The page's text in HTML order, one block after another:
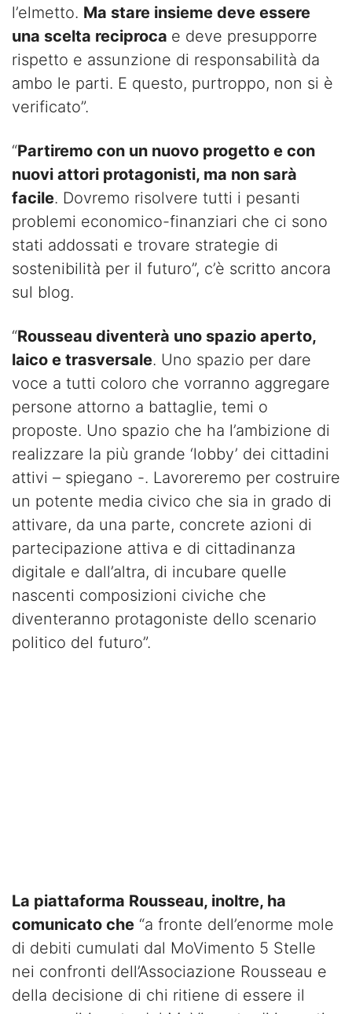
l’elmetto. Ma stare insieme deve essere
una scelta reciproca e deve presupporre
rispetto e assunzione di responsabilità da
ambo le parti. E questo, purtroppo, non si è
verificato”.
“Partiremo con un nuovo progetto e con
nuovi attori protagonisti, ma non sarà
facile. Dovremo risolvere tutti i pesanti
problemi economico-finanziari che ci sono
stati addossati e trovare strategie di
sostenibilità per il futuro”, c’è scritto ancora
sul blog.
“Rousseau diventerà uno spazio aperto,
laico e trasversale. Uno spazio per dare
voce a tutti coloro che vorranno aggregare
persone attorno a battaglie, temi o
proposte. Uno spazio che ha l’ambizione di
realizzare la più grande ‘lobby’ dei cittadini
attivi – spiegano -. Lavoreremo per costruire
un potente media civico che sia in grado di
attivare, da una parte, concrete azioni di
partecipazione attiva e di cittadinanza
digitale e dall’altra, di incubare quelle
nascenti composizioni civiche che
diventeranno protagoniste dello scenario
politico del futuro”.
La piattaforma Rousseau, inoltre, ha
comunicato che “a fronte dell’enorme mole
di debiti cumulati dal MoVimento 5 Stelle
nei confronti dell’Associazione Rousseau e
della decisione di chi ritiene di essere il